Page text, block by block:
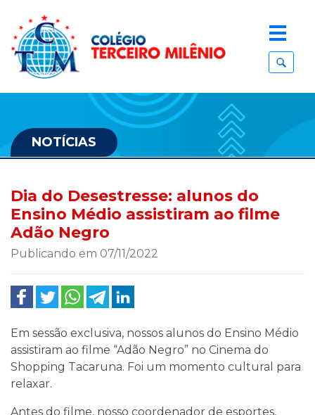
NOTÍCIAS
Dia do Desestresse: alunos do
Ensino Médio assistiram ao filme
Adão Negro
Publicando em 07/11/2022
Em sessão exclusiva, nossos alunos do Ensino Médio
assistiram ao filme “Adão Negro” no Cinema do
Shopping Tacaruna. Foi um momento cultural para
relaxar.
Antes do filme, nosso coordenador de esportes,